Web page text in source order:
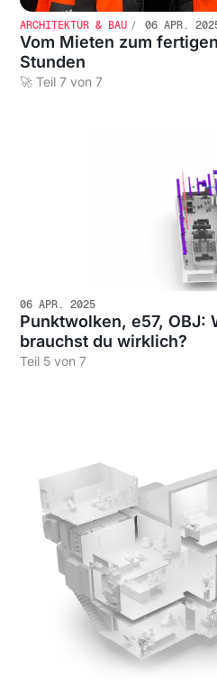
ARCHITEKTUR & BAU 06 APR.
Vom Mieten zum
Stunden
🚀 Teil 7 von 7
06 APR. 2025
Punktwolken, e57, OBJ:
brauchst du wirklich?
Teil 5 von 7